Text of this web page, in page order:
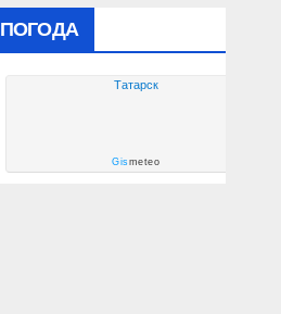
ПОГОДА
Татарск
Gismeteo